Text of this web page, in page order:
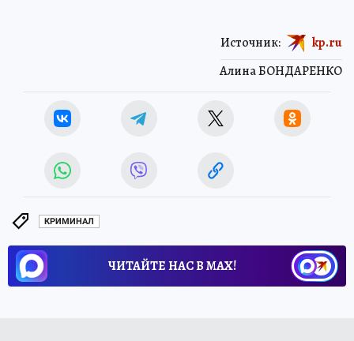
Алина БОНДАРЕНКО
Источник: kp.ru
КРИМИНАЛ
ЧИТАЙТЕ НАС В МАХ!